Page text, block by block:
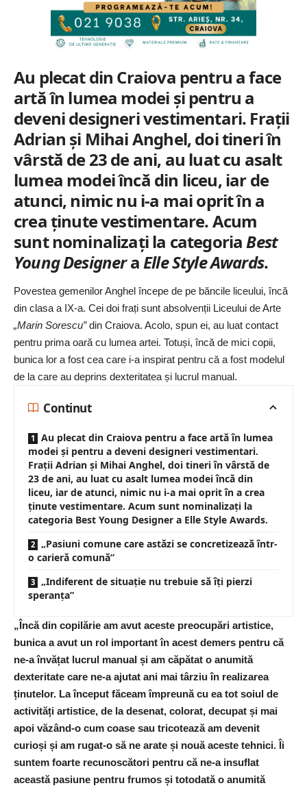
Au plecat din Craiova pentru a face
artă în lumea modei și pentru a
deveni designeri vestimentari. Frații
Adrian și Mihai Anghel, doi tineri în
vârstă de 23 de ani, au luat cu asalt
lumea modei încă din liceu, iar de
atunci, nimic nu i-a mai oprit în a
crea ținute vestimentare. Acum
sunt nominalizați la categoriaBest
Young DesigneraElle Style Awards.
Povestea gemenilor Anghel începe de pe băncile liceului, încă
din clasa a IX-a. Cei doi frați sunt absolvenții Liceului de Arte
„Marin Sorescu”din Craiova. Acolo, spun ei, au luat contact
pentru prima oară cu lumea artei. Totuși, încă de mici copii,
bunica lor a fost cea care i-a inspirat pentru că a fost modelul
de la care au deprins dexteritatea și lucrul manual.
Continut
Au plecat din Craiova pentru a face artă în lumea
modei și pentru a deveni designeri vestimentari.
Frații Adrian și Mihai Anghel, doi tineri în vârstă de
23 de ani, au luat cu asalt lumea modei încă din
liceu, iar de atunci, nimic nu i-a mai oprit în a crea
ținute vestimentare. Acum sunt nominalizați la
categoria Best Young Designer a Elle Style Awards.
„Pasiuni comune care astăzi se concretizează într-
o carieră comună”
„Indiferent de situație nu trebuie să îți pierzi
speranța”
„Încă din copilărie am avut aceste preocupări artistice,
bunica a avut un rol important în acest demers pentru că
ne-a învățat lucrul manual și am căpătat o anumită
dexteritate care ne-a ajutat ani mai târziu în realizarea
ținutelor. La început făceam împreună cu ea tot soiul de
activități artistice, de la desenat, colorat, decupat și mai
apoi văzând-o cum coase sau tricotează am devenit
curioși și am rugat-o să ne arate și nouă aceste tehnici. Îi
suntem foarte recunoscători pentru că ne-a insuflat
această pasiune pentru frumos și totodată o anumită